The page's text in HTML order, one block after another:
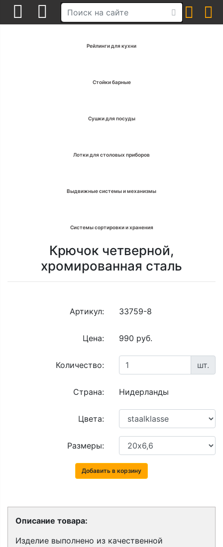
Рейлинги для кухни
Стойки барные
Сушки для посуды
Лотки для столовых приборов
Выдвижные системы и механизмы
Системы сортировки и хранения
Крючок четверной,
хромированная сталь
Артикул: 33759-8
Цена: 990 руб.
Количество: шт.
Страна: Нидерланды
Цвета:
Размеры:
Добавить в корзину
Описание товара:
Изделие выполнено из качественной